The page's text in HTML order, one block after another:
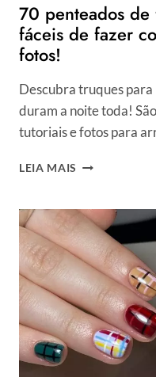
LISTA
DE
DESEJOS
70 penteados
fáceis de fazer
fotos!
Descubra truques
duram a noite toda!
tutoriais e fotos para
LEIA MAIS
FESTA
JUNINA
SUPER
FÁCEIS
DE
FAZER
COM
PASSO
A
PASSO